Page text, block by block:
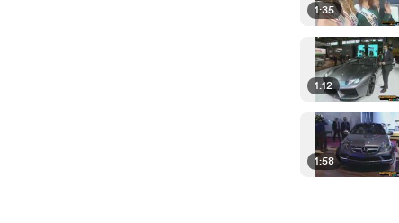
1:35
1:12
1:58